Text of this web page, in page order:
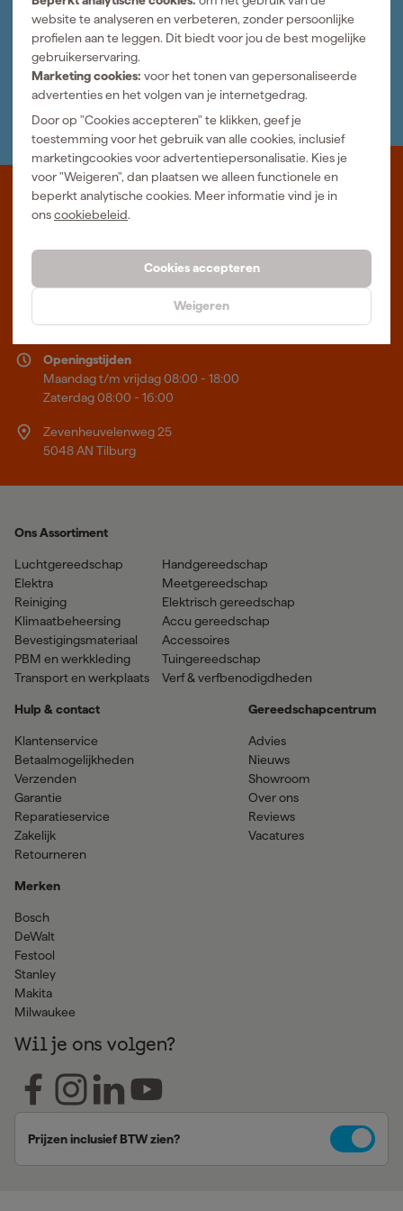
website te analyseren en verbeteren, zonder persoonlijke
profielen aan te leggen. Dit biedt voor jou de best mogelijke
gebruikerservaring.
Marketing cookies: voor het tonen van gepersonaliseerde
advertenties en het volgen van je internetgedrag.
Door op "Cookies accepteren" te klikken, geef je
toestemming voor het gebruik van alle cookies, inclusief
marketingcookies voor advertentiepersonalisatie. Kies je
voor "Weigeren", dan plaatsen we alleen functionele en
beperkt analytische cookies. Meer informatie vind je in
onscookiebeleid.
Cookies accepteren
Weigeren
Jouw account
Log-in en beheer je bestellingen en gegevens
Nieuwsbrief
Inschrijven wekelijkse nieuwsbrief
Wij helpen je graag
Neem contact op met één van onze specialisten.
Waar staat Gereedschapcentrum voor
specialist, wat je project ook is. Gereedschapcentrum is Beter
Showroom in Tilburg
Openingstijden
Maandag t/m vrijdag 08:00 - 18:00
Zaterdag 08:00 - 16:00
Zevenheuvelenweg 25
5048 AN Tilburg
Ons Assortiment
Luchtgereedschap
Elektra
Reiniging
Klimaatbeheersing
Bevestigingsmateriaal
PBM en werkkleding
Transport en werkplaats
Handgereedschap
Meetgereedschap
Elektrisch gereedschap
Accu gereedschap
Accessoires
Tuingereedschap
Verf & verfbenodigdheden
Hulp & contact
Klantenservice
Betaalmogelijkheden
Verzenden
Garantie
Reparatieservice
Zakelijk
Retourneren
Merken
Bosch
DeWalt
Festool
Stanley
Makita
Milwaukee
Gereedschapcentrum
Advies
Nieuws
Showroom
Over ons
Reviews
Vacatures
Wil je ons volgen?
Prijzen inclusief BTW zien?